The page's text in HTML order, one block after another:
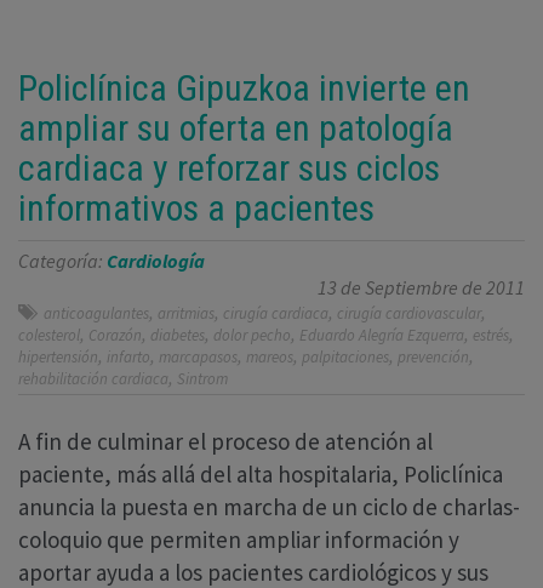
Policlínica Gipuzkoa invierte en
ampliar su oferta en patología
cardiaca y reforzar sus ciclos
informativos a pacientes
Categoría: Cardiología
13 de Septiembre de 2011
anticoagulantes, arritmias, cirugía cardiaca, cirugía cardiovascular,
colesterol, Corazón, diabetes, dolor pecho, Eduardo Alegría Ezquerra, estrés,
hipertensión, infarto, marcapasos, mareos, palpitaciones, prevención,
rehabilitación cardiaca, Sintrom
A fin de culminar el proceso de atención al
paciente, más allá del alta hospitalaria, Policlínica
anuncia la puesta en marcha de un ciclo de charlas-
coloquio que permiten ampliar información y
aportar ayuda a los pacientes cardiológicos y sus